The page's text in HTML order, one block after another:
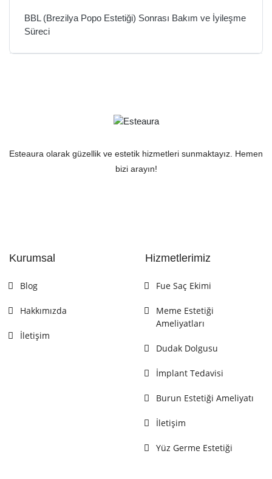
BBL (Brezilya Popo Estetiği) Sonrası Bakım ve İyileşme
Süreci
Esteaura olarak güzellik ve estetik hizmetleri sunmaktayız. Hemen
bizi arayın!
Kurumsal
Blog
Hakkımızda
İletişim
Hizmetlerimiz
Fue Saç Ekimi
Meme Estetiği
Ameliyatları
Dudak Dolgusu
İmplant Tedavisi
Burun Estetiği Ameliyatı
İletişim
Yüz Germe Estetiği